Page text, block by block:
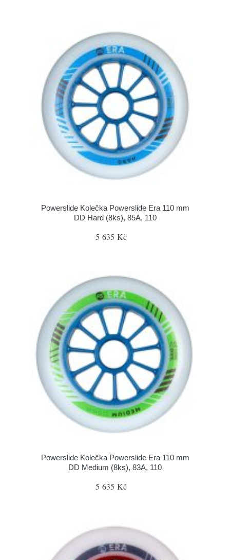
Powerslide Kolečka Powerslide Era 110 mm
DD Hard (8ks), 85A, 110
5 635 Kč
Powerslide Kolečka Powerslide Era 110 mm
DD Medium (8ks), 83A, 110
5 635 Kč